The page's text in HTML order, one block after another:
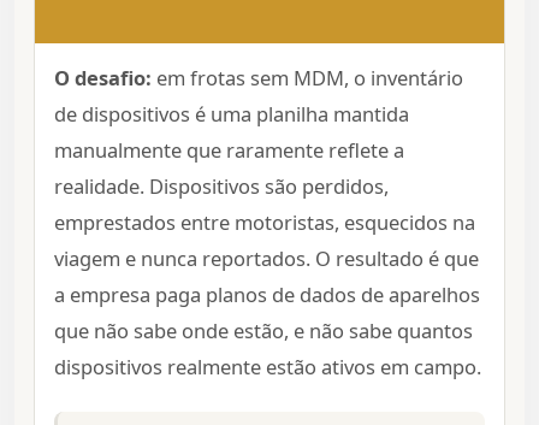
O desafio: em frotas sem MDM, o inventário
de dispositivos é uma planilha mantida
manualmente que raramente reflete a
realidade. Dispositivos são perdidos,
emprestados entre motoristas, esquecidos na
viagem e nunca reportados. O resultado é que
a empresa paga planos de dados de aparelhos
que não sabe onde estão, e não sabe quantos
dispositivos realmente estão ativos em campo.